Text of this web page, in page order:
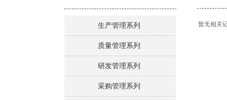
生产管理系列
质量管理系列
研发管理系列
采购管理系列
暂无相关